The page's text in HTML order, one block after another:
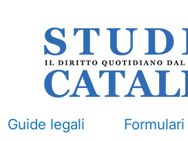
Guide legali Formulari